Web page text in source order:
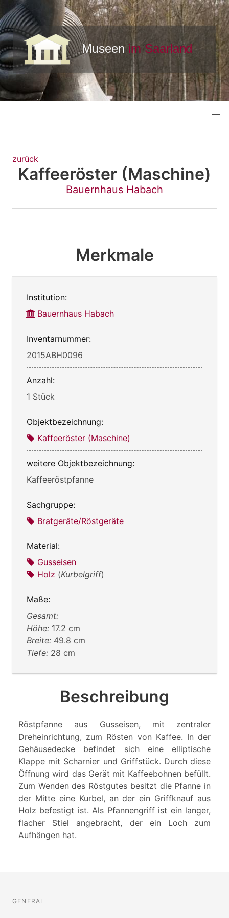
zurück
Kaffeeröster (Maschine)
Bauernhaus Habach
Merkmale
Institution:
Bauernhaus Habach
Inventarnummer:
2015ABH0096
Anzahl:
1 Stück
Objektbezeichnung:
Kaffeeröster (Maschine)
weitere Objektbezeichnung:
Kaffeeröstpfanne
Sachgruppe:
Bratgeräte/Röstgeräte
Material:
Gusseisen
Holz (Kurbelgriff)
Maße:
Gesamt:
Höhe: 17.2 cm
Breite: 49.8 cm
Tiefe: 28 cm
Beschreibung
Röstpfanne aus Gusseisen, mit zentraler
Dreheinrichtung, zum Rösten von Kaffee. In der
Gehäusedecke befindet sich eine elliptische
Klappe mit Scharnier und Griffstück. Durch diese
Öffnung wird das Gerät mit Kaffeebohnen befüllt.
Zum Wenden des Röstgutes besitzt die Pfanne in
der Mitte eine Kurbel, an der ein Griffknauf aus
Holz befestigt ist. Als Pfannengriff ist ein langer,
flacher Stiel angebracht, der ein Loch zum
Aufhängen hat.
GENERAL